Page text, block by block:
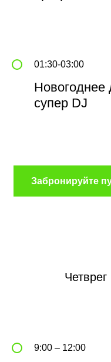
01:30-03:00
Новогоднее
супер DJ
Забронируйте
9:00 – 12:00
Номерной фонд
Спортивные сборы и
Студенческие заезды и
Корпоративные мероприятия
Банкеты